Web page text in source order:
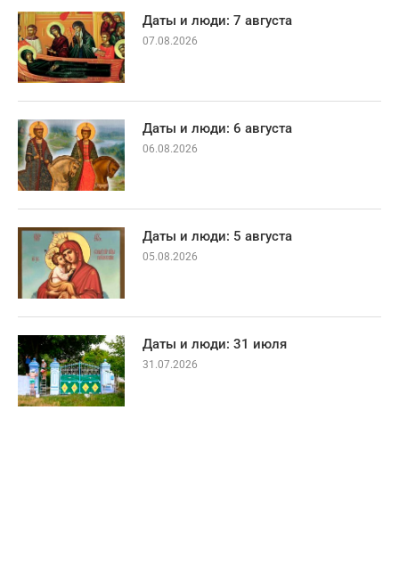
Даты и люди: 7 августа
07.08.2026
Даты и люди: 6 августа
06.08.2026
Даты и люди: 5 августа
05.08.2026
Даты и люди: 31 июля
31.07.2026